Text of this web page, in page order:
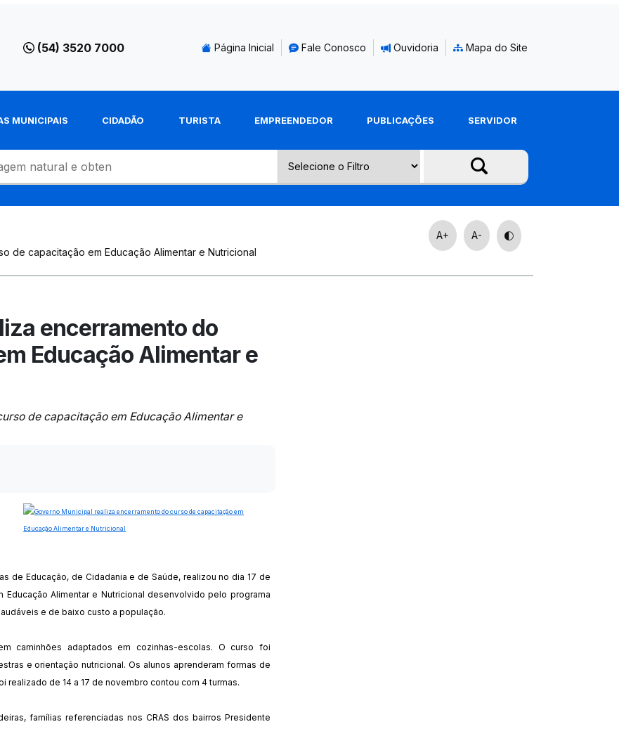
(54) 3520 7000 Página Inicial Fale Conosco Ouvidoria Mapa do Site
MUNICIPAIS CIDADÃO TURISTA EMPREENDEDOR PUBLICAÇÕES SERVIDOR
de capacitação em Educação Alimentar e Nutricional
A+ A-
encerramento do
Educação Alimentar e
de capacitação em Educação Alimentar e
de Educação, de Cidadania e de Saúde, realizou no dia 17 de
Alimentar e Nutricional desenvolvido pelo programa
e de baixo custo a população.
caminhões adaptados em cozinhas-escolas. O curso foi
e orientação nutricional. Os alunos aprenderam formas de
de 14 a 17 de novembro contou com 4 turmas.
famílias referenciadas nos CRAS dos bairros Presidente